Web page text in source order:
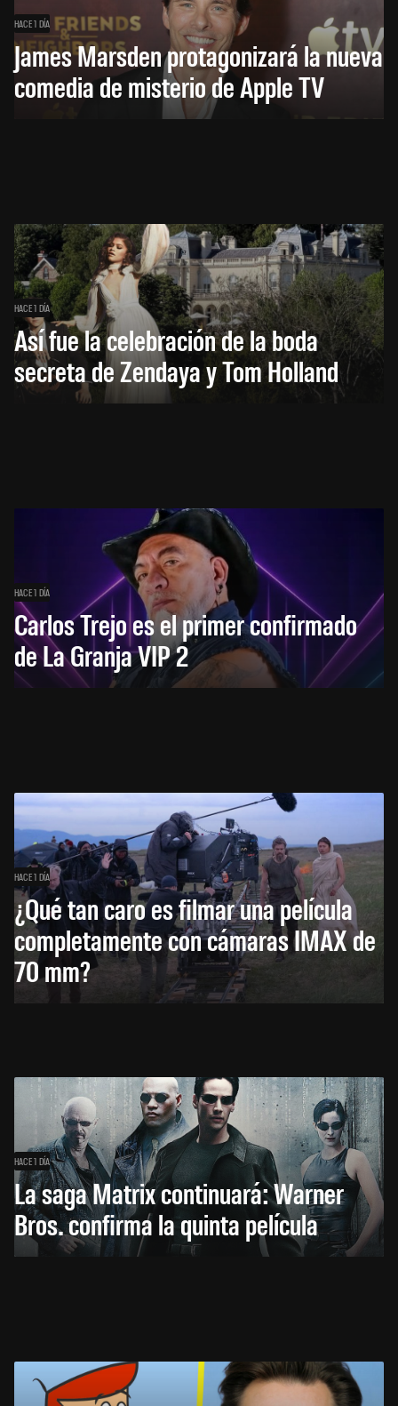
HACE 1 DÍA
James Marsden protagonizará la nueva
comedia de misterio de Apple TV
HACE 1 DÍA
Así fue la celebración de la boda
secreta de Zendaya y Tom Holland
HACE 1 DÍA
Carlos Trejo es el primer confirmado
de La Granja VIP 2
HACE 1 DÍA
¿Qué tan caro es filmar una película
completamente con cámaras IMAX de
70 mm?
HACE 1 DÍA
La saga Matrix continuará: Warner
Bros. confirma la quinta película